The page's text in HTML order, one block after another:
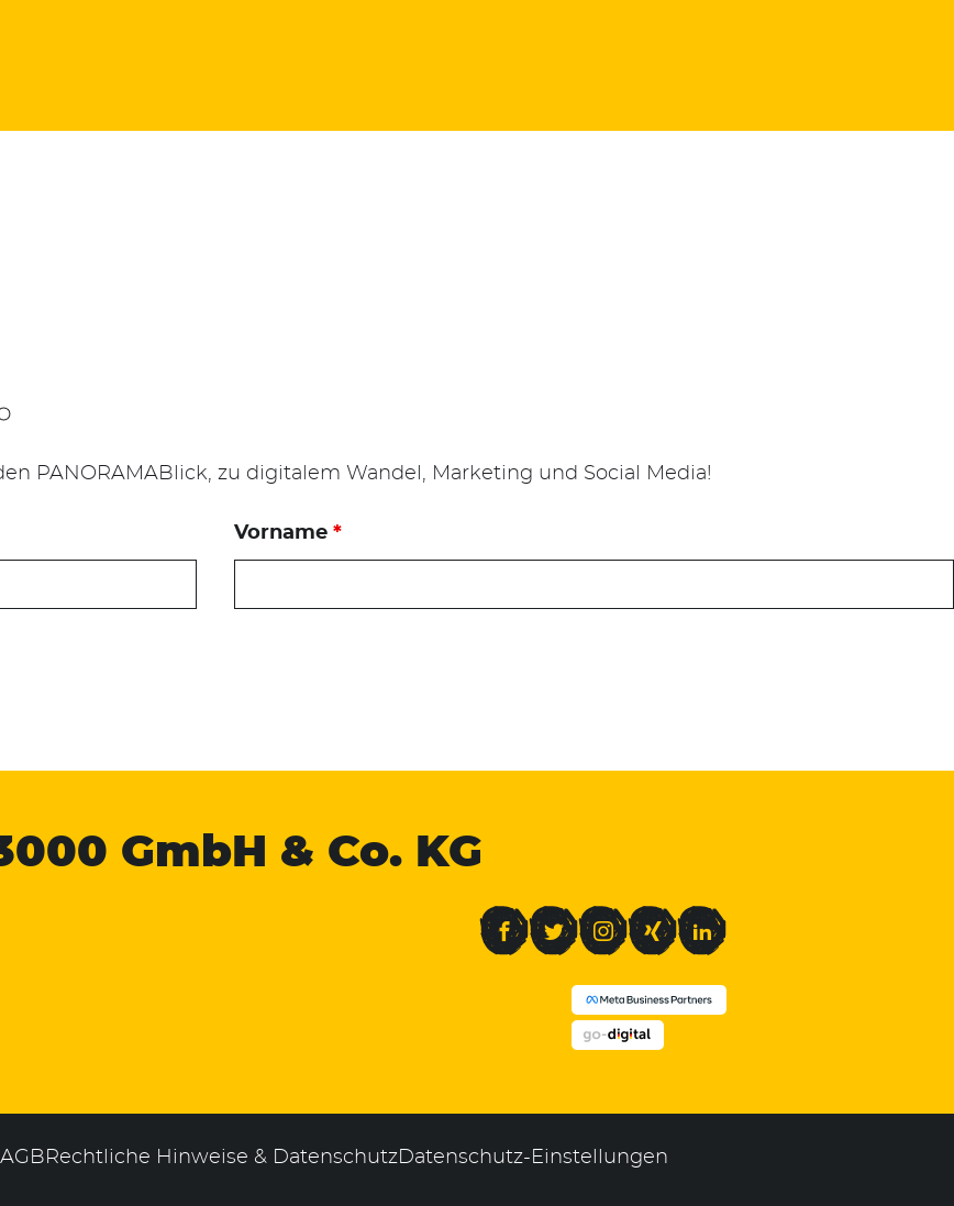
PANORAMABlick, zu digitalem Wandel, Marketing und Social Media!
Vorname*
GmbH & Co. KG
FacebookTwitterInstagramXing LinkedIn
AGB Rechtliche Hinweise & DatenschutzDatenschutz-Einstellungen